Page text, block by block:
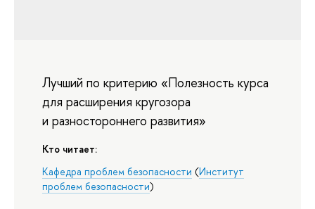
Лучший по критерию «Полезность курса
для расширения кругозора
и разностороннего развития»
Кто читает:
Кафедра проблем безопасности (Институт
проблем безопасности)